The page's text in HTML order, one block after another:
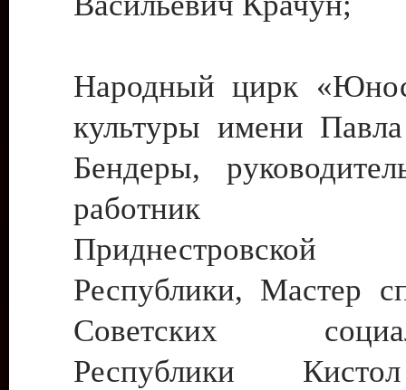
Народный цирк
культуры имени
Бендеры,
работник
Приднестровской
Республики, Мастер
Советских
Республики